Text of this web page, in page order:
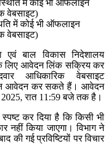
में कोई भी ऑफलाइन
वेबसाइट)
एवं बाल विकास निदेशालय
लिए आवेदन लिंक सक्रिय कर
आधिकारिक वेबसाइट
आवेदन कर सकते हैं। आवेदन
रात 11:59 बजे तक है।
कर दिया है कि किसी भी
नहीं किया जाएगा। विभाग ने
की गई प्रविष्टियों पर विचार